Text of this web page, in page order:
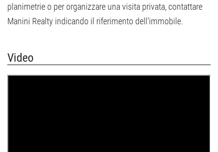
planimetrie o per organizzare una visita privata, contattare
Manini Realty indicando il riferimento dell'immobile.
Video